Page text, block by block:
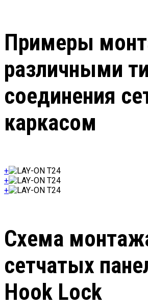
Примеры
различными
соединения
каркасом
+
+
+
Схема
сетчатых
Hook Lock